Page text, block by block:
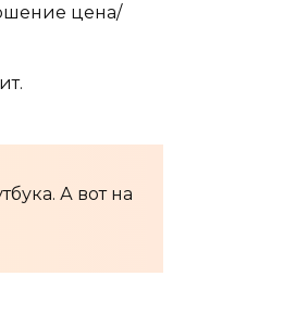
цена/
А вот на